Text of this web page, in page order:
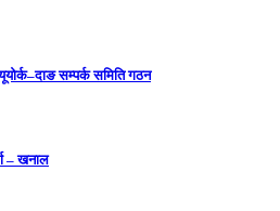
सम्पर्क समिति गठन
– खनाल